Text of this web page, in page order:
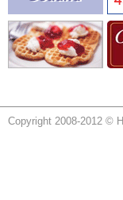
Copyright 2008-2012 ©